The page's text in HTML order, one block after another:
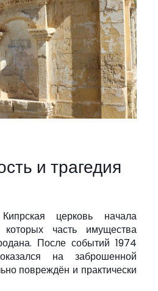
и трагедия
церковь начала
часть имущества
После событий 1974
на заброшенной
повреждён и практически